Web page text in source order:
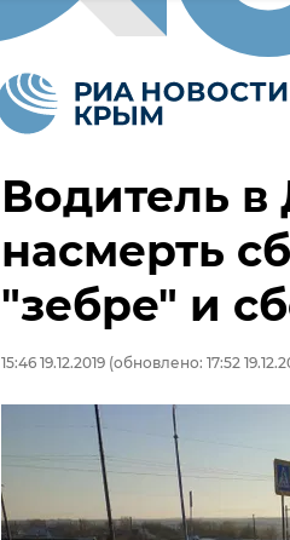
Водитель
насмерть
"зебре" и
15:46 19.12.2019 (обновлено: 17:52